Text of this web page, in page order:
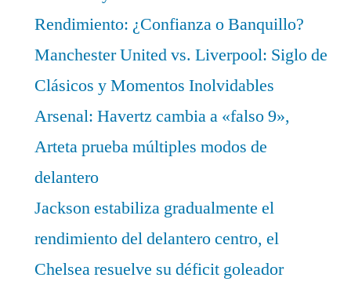
Rendimiento: ¿Confianza o Banquillo?
Manchester United vs. Liverpool: Siglo de
Clásicos y Momentos Inolvidables
Arsenal: Havertz cambia a «falso 9»,
Arteta prueba múltiples modos de
delantero
Jackson estabiliza gradualmente el
rendimiento del delantero centro, el
Chelsea resuelve su déficit goleador